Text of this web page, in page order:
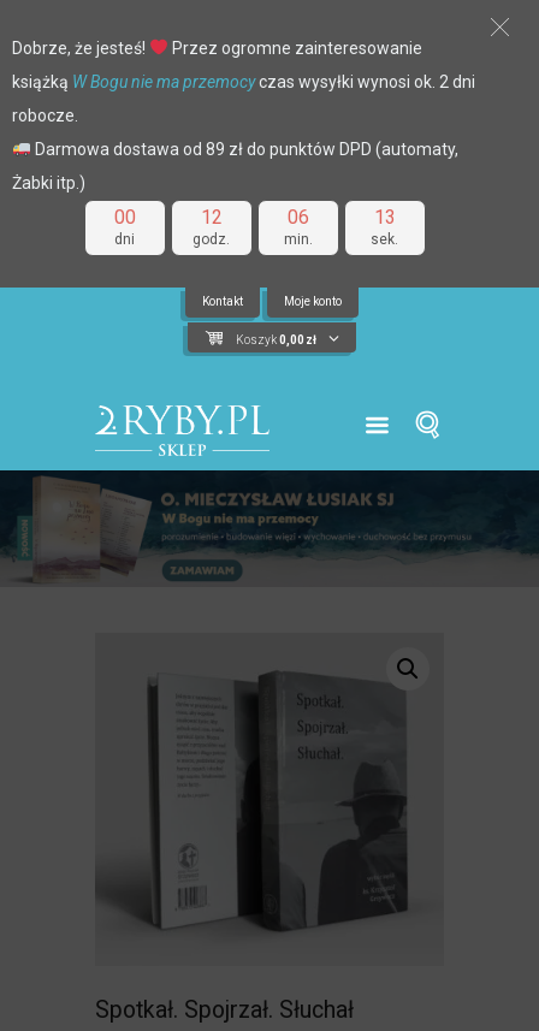
00
dni
12
godz.
06
min.
12
sek.
Dobrze, że jesteś!
Przez ogromne zainteresowanie
książką W Bogu nie ma przemocyczas wysyłki wynosi ok. 2 dni
robocze.
Darmowa dostawa od 89 zł do punktów DPD (automaty,
Żabki itp.)
Kontakt Moje konto
Koszyk 0,00 zł
Spotkał. Spojrzał. Słuchał